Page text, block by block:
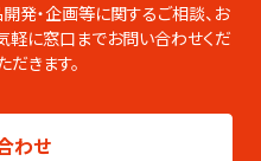
印刷な
ページ
発・企画等に関するご相談、お
軽に窓口までお問い合わせくだ
きます。
わせ